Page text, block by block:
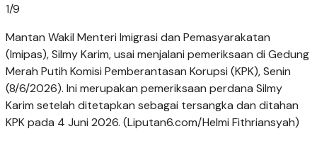
1/9
Mantan Wakil Menteri Imigrasi dan Pemasyarakatan
(Imipas), Silmy Karim, usai menjalani pemeriksaan di Gedung
Merah Putih Komisi Pemberantasan Korupsi (KPK), Senin
(8/6/2026). Ini merupakan pemeriksaan perdana Silmy
Karim setelah ditetapkan sebagai tersangka dan ditahan
KPK pada 4 Juni 2026. (Liputan6.com/Helmi Fithriansyah)